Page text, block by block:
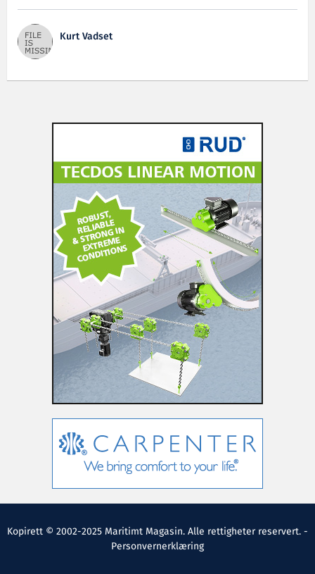
Kurt Vadset
Kopirett © 2002-2025 Maritimt Magasin. Alle rettigheter reservert. -
Personvernerklæring